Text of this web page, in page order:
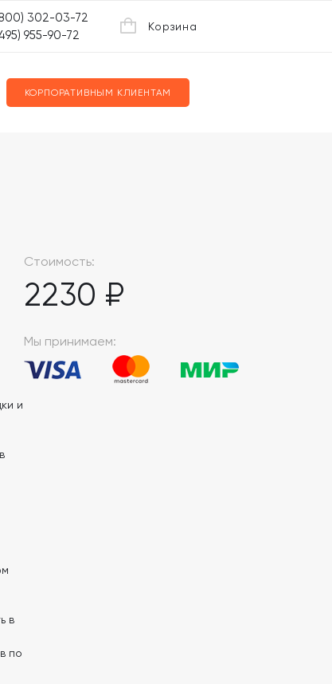
КОРПОРАТИВНЫМ КЛИЕНТАМ
302-03-72
955-90-72
Корзина
Стоимость:
2230 ₽
и
в
по
Мы принимаем: